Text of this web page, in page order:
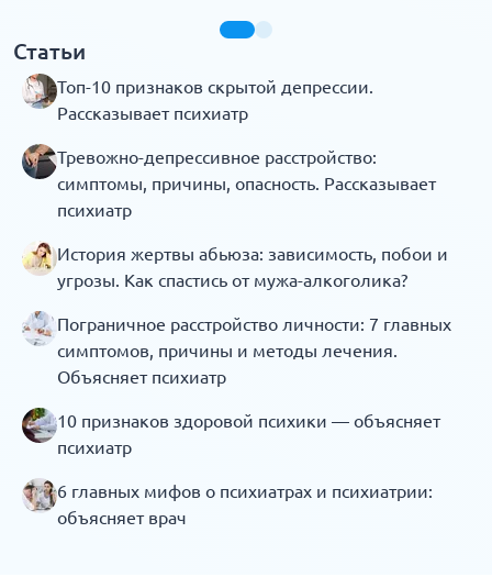
Статьи
Топ-10 признаков скрытой депрессии.
Рассказывает психиатр
Тревожно-депрессивное расстройство:
симптомы, причины, опасность. Рассказывает
психиатр
История жертвы абьюза: зависимость, побои и
угрозы. Как спастись от мужа-алкоголика?
Пограничное расстройство личности: 7 главных
симптомов, причины и методы лечения.
Объясняет психиатр
10 признаков здоровой психики — объясняет
психиатр
6 главных мифов о психиатрах и психиатрии:
объясняет врач